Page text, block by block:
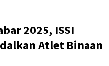
2025, ISSI
Atlet Binaan